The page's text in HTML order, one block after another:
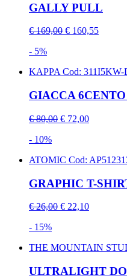
GALLY PULL
€ 169,00 € 160,55
- 5%
KAPPA Cod: 311I5KW-
GIACCA
€ 80,00 € 72,00
- 10%
ATOMIC Cod:
GRAPHIC T-
€ 26,00 € 22,10
- 15%
THE MOUNTAIN
ULTRALIGHT